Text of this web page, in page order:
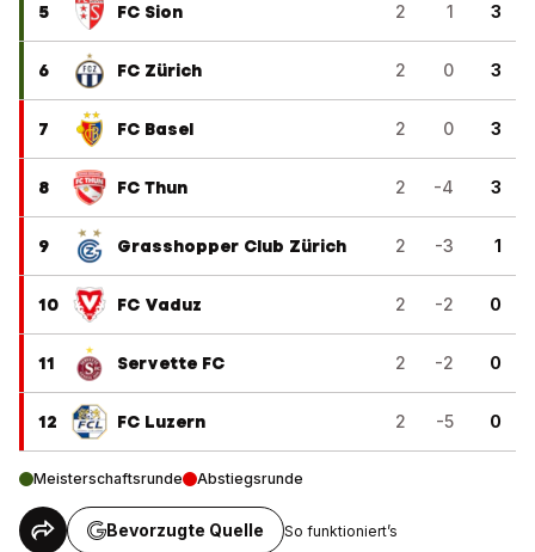
5 FC Sion 2 1 3
6 FC Zürich 2 0 3
7 FC Basel 2 0 3
8 FC Thun 2 -4 3
9 Grasshopper Club Zürich 2 -3 1
10 FC Vaduz 2 -2 0
11 Servette FC 2 -2 0
12 FC Luzern 2 -5 0
Meisterschaftsrunde Abstiegsrunde
Bevorzugte Quelle So funktioniert’s